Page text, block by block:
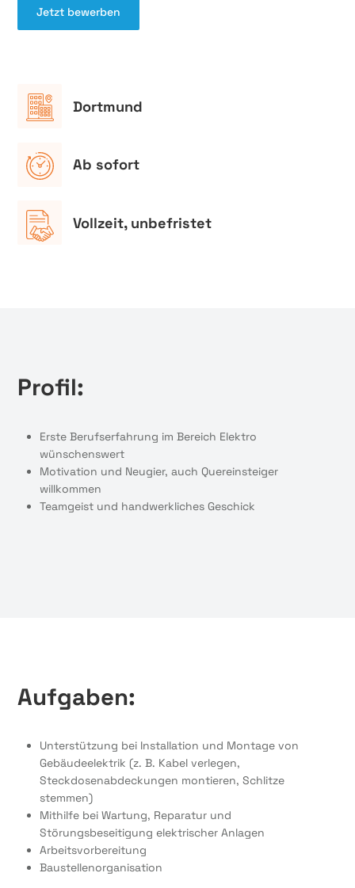
Jetzt bewerben
Dortmund
Ab sofort
Vollzeit, unbefristet
Profil:
Erste Berufserfahrung im Bereich Elektro
wünschenswert
Motivation und Neugier, auch Quereinsteiger
willkommen
Teamgeist und handwerkliches Geschick
Aufgaben:
Unterstützung bei Installation und Montage von
Gebäudeelektrik (z. B. Kabel verlegen,
Steckdosenabdeckungen montieren, Schlitze
stemmen)
Mithilfe bei Wartung, Reparatur und
Störungsbeseitigung elektrischer Anlagen
Arbeitsvorbereitung
Baustellenorganisation